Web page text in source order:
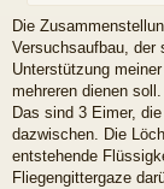
Die
Versuchsaufbau,
Unterstützung
mehreren dienen soll.
Das sind 3 Eimer,
dazwischen. Die
entstehende
Fliegengittergaze